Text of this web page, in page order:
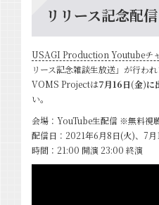
リリース記念配信
USAGI Production Youtubeチ
リース記念雑談生放送」が行われ
VOMS Projectは7月16日(金)に
い。
会場：YouTube生配信 ※無料視
配信日：2021年6月8日(火)、7月
時間：21:00 開演 23:00 終演